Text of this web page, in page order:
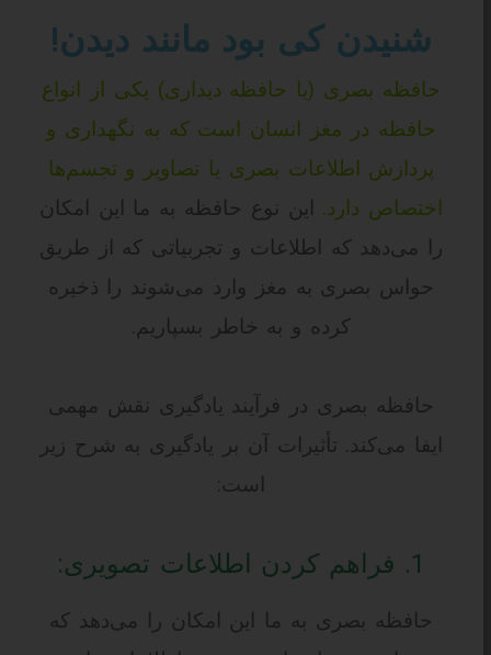
شنیدن کی بود مانند دیدن!
حافظه بصری (یا حافظه دیداری) یکی از انواع
حافظه در مغز انسان است که به نگهداری و
پردازش اطلاعات بصری یا تصاویر و تجسم‌ها
اختصاص دارد.این نوع حافظه به ما این امکان
را می‌دهد که اطلاعات و تجربیاتی که از طریق
حواس بصری به مغز وارد می‌شوند را ذخیره
کرده و به خاطر بسپاریم.
حافظه بصری در فرآیند یادگیری نقش مهمی
ایفا می‌کند. تأثیرات آن بر یادگیری به شرح زیر
است:
1. فراهم کردن اطلاعات تصویری:
حافظه بصری به ما این امکان را می‌دهد که